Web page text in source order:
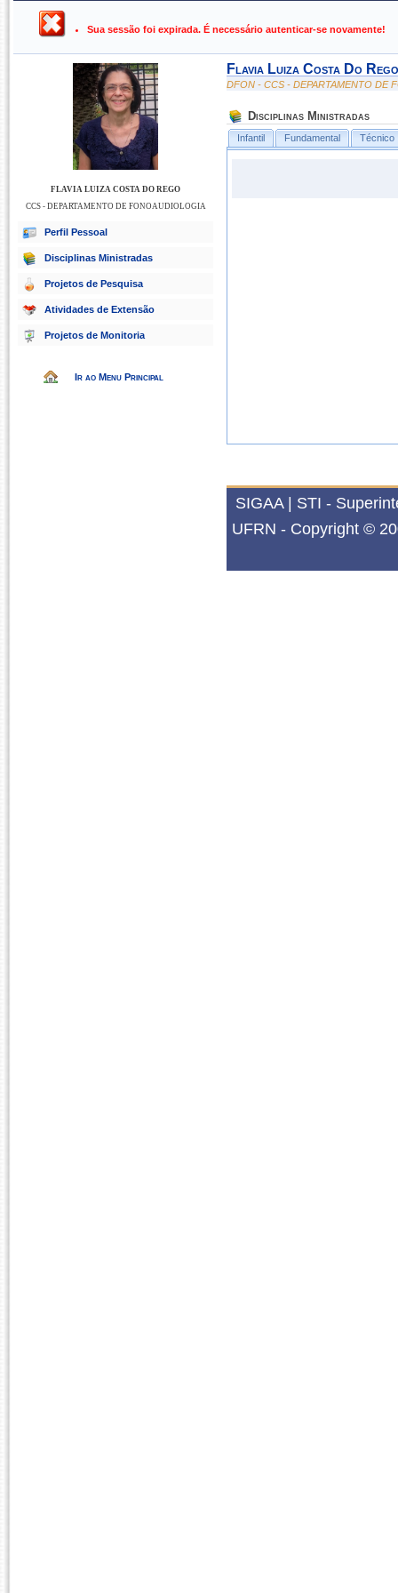
UFPB ›
Sua sessão foi expirada. É necessário autenticar-se novamente!
FLAVIA LUIZA COSTA DO REGO
CCS - DEPARTAMENTO DE FONOAUDIOLOGIA
Perfil Pessoal
Disciplinas Ministradas
Projetos de Pesquisa
Atividades de Extensão
Projetos de Monitoria
Ir ao Menu Principal
Flavia Luiza Costa Do Rego
DFON - CCS - DEPARTAMENTO DE
Disciplinas Ministradas
Infantil Fundamental Técnico
SIGAA | STI -
UFRN - Copyright ©